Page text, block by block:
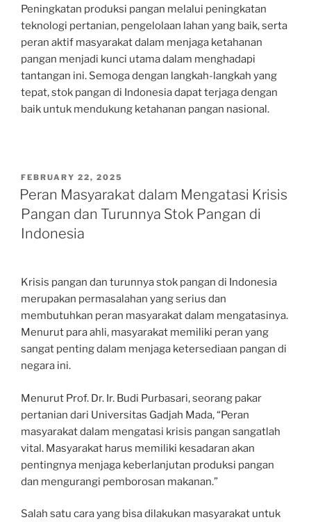
Peningkatan produksi pangan melalui peningkatan
teknologi pertanian, pengelolaan lahan yang baik, serta
peran aktif masyarakat dalam menjaga ketahanan
pangan menjadi kunci utama dalam menghadapi
tantangan ini. Semoga dengan langkah-langkah yang
tepat, stok pangan di Indonesia dapat terjaga dengan
baik untuk mendukung ketahanan pangan nasional.
POSTED
ON
FEBRUARY 22, 2025
Peran Masyarakat dalam Mengatasi Krisis
Pangan dan Turunnya Stok Pangan di
Indonesia
Krisis pangan dan turunnya stok pangan di Indonesia
merupakan permasalahan yang serius dan
membutuhkan peran masyarakat dalam mengatasinya.
Menurut para ahli, masyarakat memiliki peran yang
sangat penting dalam menjaga ketersediaan pangan di
negara ini.
Menurut Prof. Dr. Ir. Budi Purbasari, seorang pakar
pertanian dari Universitas Gadjah Mada, “Peran
masyarakat dalam mengatasi krisis pangan sangatlah
vital. Masyarakat harus memiliki kesadaran akan
pentingnya menjaga keberlanjutan produksi pangan
dan mengurangi pemborosan makanan.”
Salah satu cara yang bisa dilakukan masyarakat untuk